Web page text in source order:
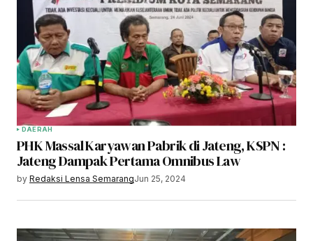
DAERAH
PHK Massal Karyawan Pabrik di Jateng, KSPN :
Jateng Dampak Pertama Omnibus Law
by Redaksi Lensa SemarangJun 25, 2024